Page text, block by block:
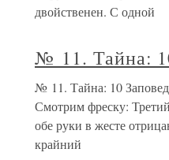
двойственен. С одной
№ 11. Тайна:
№ 11. Тайна: 10
Смотрим фреску:
обе руки в жесте
крайний